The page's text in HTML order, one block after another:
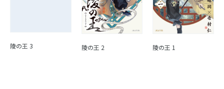
陵の王 3 陵の王 2 陵の王 1